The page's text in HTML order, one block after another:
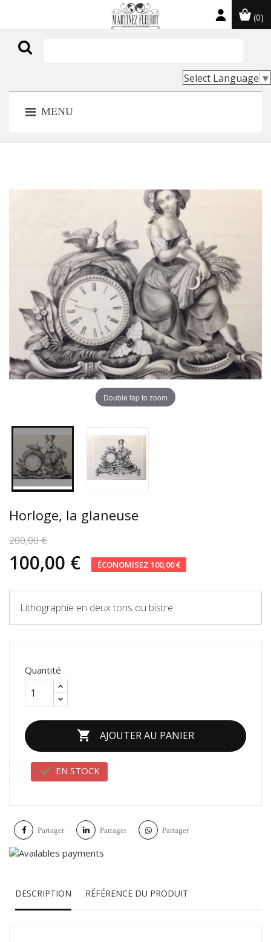
(0)
Select Language ▼
MENU
Double tap to zoom
Horloge, la glaneuse
200,00 €
100,00 € ÉCONOMISEZ 100,00 €
Lithographie en deux tons ou bistre
Quantité
 AJOUTER AU PANIER
 EN STOCK
Partager Partager Partager
DESCRIPTION RÉFÉRENCE DU PRODUIT